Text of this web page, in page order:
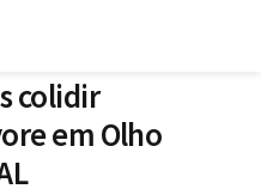
colidir
em Olho